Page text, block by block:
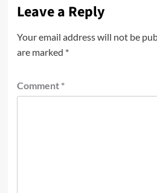
Leave a Reply
Your email address will not be
are marked *
Comment *